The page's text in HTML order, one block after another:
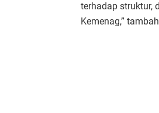
terhadap struktur,
Kemenag,”